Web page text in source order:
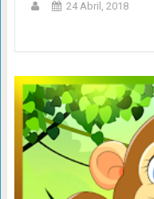
24 Abril, 2018